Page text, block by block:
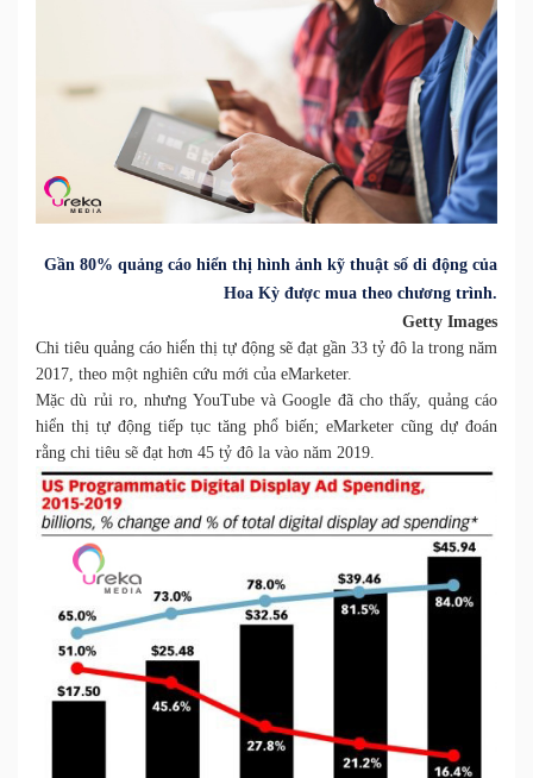
Gần 80% quảng cáo hiển thị hình ảnh kỹ thuật số di động của
Hoa Kỳ được mua theo chương trình.
Getty Images
Chi tiêu quảng cáo hiển thị tự động sẽ đạt gần 33 tỷ đô la trong năm
2017, theo một nghiên cứu mới của eMarketer.
Mặc dù rủi ro, nhưng YouTube và Google đã cho thấy, quảng cáo
hiển thị tự động tiếp tục tăng phổ biến; eMarketer cũng dự đoán
rằng chi tiêu sẽ đạt hơn 45 tỷ đô la vào năm 2019.